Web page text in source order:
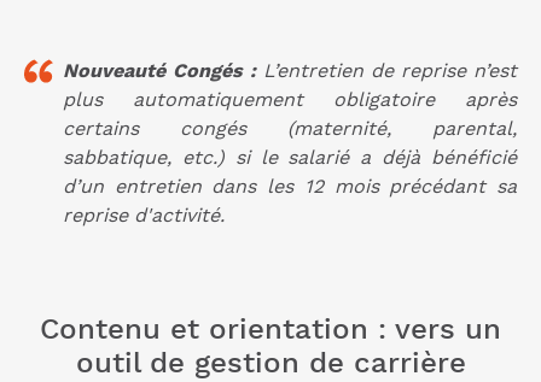
Nouveauté Congés :L’entretien de reprise n’est
plus automatiquement obligatoire après
certains congés (maternité, parental,
sabbatique, etc.) si le salarié a déjà bénéficié
d’un entretien dans les 12 mois précédant sa
reprise d'activité.
Contenu et orientation : vers un
outil de gestion de carrière